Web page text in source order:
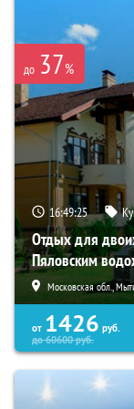
до 37%
16:49:23
Отдых для
Пяловским
Московская обл.,
от 1426 руб.
до60600руб.